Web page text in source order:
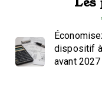
dispositif
avant